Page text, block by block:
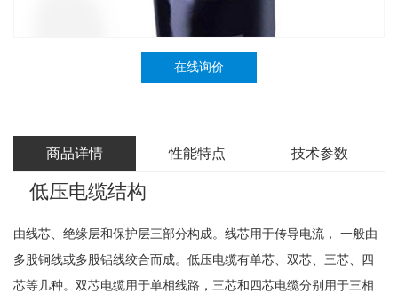
在线询价
商品详情 性能特点 技术参数
低压电缆结构
由线芯、绝缘层和保护层三部分构成。线芯用于传导电流， 一般由
多股铜线或多股铝线绞合而成。低压电缆有单芯、双芯、三芯、四
芯等几种。双芯电缆用于单相线路，三芯和四芯电缆分别用于三相